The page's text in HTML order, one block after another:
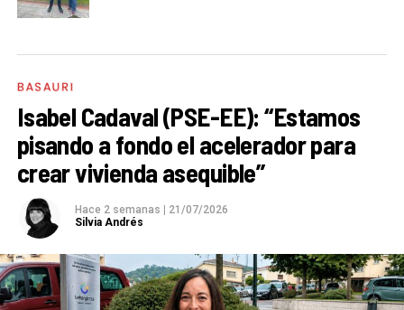
BASAURI
Isabel Cadaval (PSE-EE): “Estamos
pisando a fondo el acelerador para
crear vivienda asequible”
Hace 2 semanas
21/07/2026
Silvia Andrés